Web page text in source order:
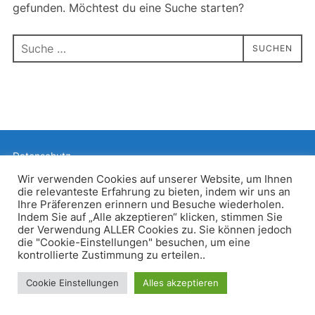
gefunden. Möchtest du eine Suche starten?
Suchen
nach:
SUCHEN
Datenschutz
Inspiro WordPress Theme von WPZOOM
Wir verwenden Cookies auf unserer Website, um Ihnen
die relevanteste Erfahrung zu bieten, indem wir uns an
Ihre Präferenzen erinnern und Besuche wiederholen.
Indem Sie auf „Alle akzeptieren“ klicken, stimmen Sie
der Verwendung ALLER Cookies zu. Sie können jedoch
die "Cookie-Einstellungen" besuchen, um eine
kontrollierte Zustimmung zu erteilen..
Cookie Einstellungen Alles akzeptieren